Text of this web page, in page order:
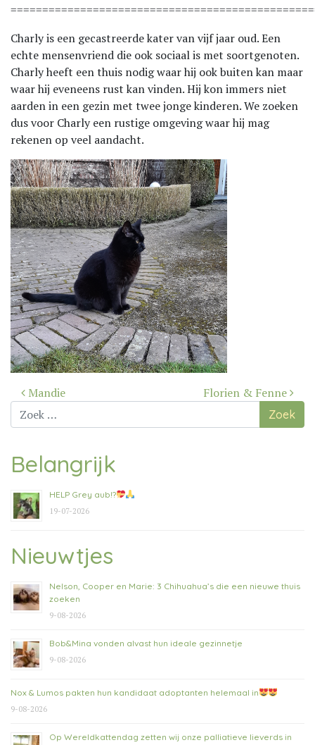
Charly is een gecastreerde kater van vijf jaar oud. Een
echte mensenvriend die ook sociaal is met soortgenoten.
Charly heeft een thuis nodig waar hij ook buiten kan maar
waar hij eveneens rust kan vinden. Hij kon immers niet
aarden in een gezin met twee jonge kinderen. We zoeken
dus voor Charly een rustige omgeving waar hij mag
rekenen op veel aandacht.
Bericht
navigatie
Mandie
Florien & Fenne
Zoek
naar:
Belangrijk
HELP Grey aub!?
19-07-2026
Nieuwtjes
Nelson, Cooper en Marie: 3 Chihuahua’s die een nieuwe thuis
zoeken
9-08-2026
Bob&Mina vonden alvast hun ideale gezinnetje
9-08-2026
Nox & Lumos pakten hun kandidaat adoptanten helemaal in
9-08-2026
Op Wereldkattendag zetten wij onze palliatieve lieverds in